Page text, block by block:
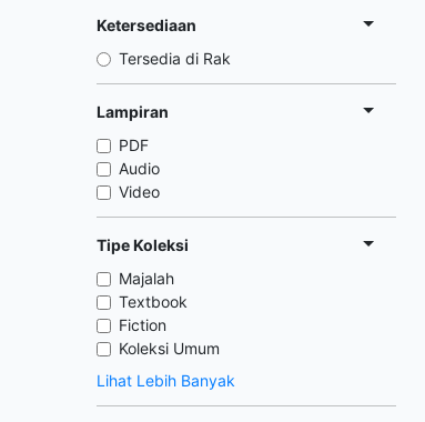
Ketersediaan
Tersedia di Rak
Lampiran
PDF
Audio
Video
Tipe Koleksi
Majalah
Textbook
Fiction
Koleksi Umum
Lihat Lebih Banyak